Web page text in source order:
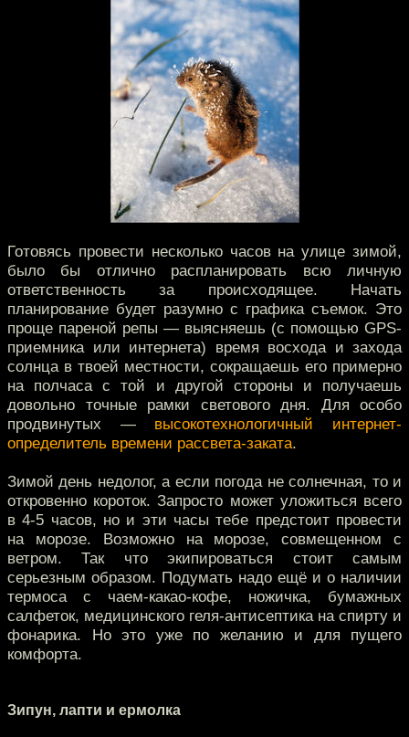
Готовясь провести несколько часов на улице зимой,
было бы отлично распланировать всю личную
ответственность за происходящее. Начать
планирование будет разумно с графика съемок. Это
проще пареной репы — выясняешь (с помощью GPS-
приемника или интернета) время восхода и захода
солнца в твоей местности, сокращаешь его примерно
на полчаса с той и другой стороны и получаешь
довольно точные рамки светового дня. Для особо
продвинутых — высокотехнологичный интернет-
определитель времени рассвета-заката.
Зимой день недолог, а если погода не солнечная, то и
откровенно короток. Запросто может уложиться всего
в 4-5 часов, но и эти часы тебе предстоит провести
на морозе. Возможно на морозе, совмещенном с
ветром. Так что экипироваться стоит самым
серьезным образом. Подумать надо ещё и о наличии
термоса с чаем-какао-кофе, ножичка, бумажных
салфеток, медицинского геля-антисептика на спирту и
фонарика. Но это уже по желанию и для пущего
комфорта.
Зипун, лапти и ермолка